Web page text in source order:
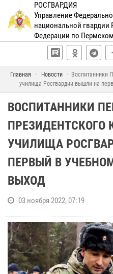
РОСГВАРДИЯ
Управление
национальной гвардии
Федерации по
Главная Новости
Воспитанники
училища Росгвардии вышли на
ВОСПИТАННИКИ
ПРЕЗИДЕНТСКОГО
УЧИЛИЩА
ПЕРВЫЙ В
ВЫХОД
03 ноября 2022, 07:19